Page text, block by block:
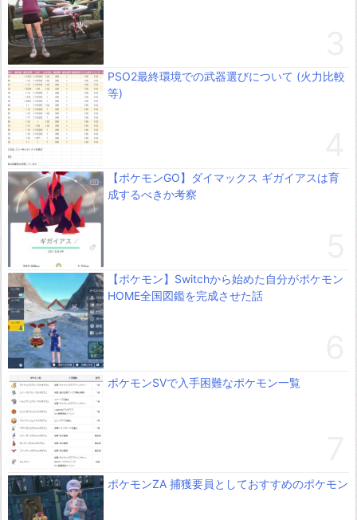
PSO2最終環境での武器選びについて (火力比較
等)
【ポケモンGO】ダイマックス ギガイアスは育
成するべきか考察
【ポケモン】Switchから始めた自分がポケモン
HOME全国図鑑を完成させた話
ポケモンSVで入手困難なポケモン一覧
ポケモンZA 捕獲要員としておすすめのポケモン